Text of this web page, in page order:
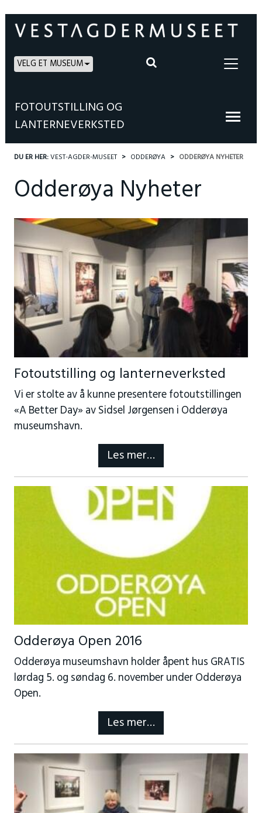
VELG ET MUSEUM
FOTOUTSTILLING OG
LANTERNEVERKSTED
DU ER HER:VEST-AGDER-MUSEET ODDERØYA ODDERØYA NYHETER
Odderøya Nyheter
Fotoutstilling og lanterneverksted
Vi er stolte av å kunne presentere fotoutstillingen
«A Better Day» av Sidsel Jørgensen i Odderøya
museumshavn.
Les mer…
Odderøya Open 2016
Odderøya museumshavn holder åpent hus GRATIS
lørdag 5. og søndag 6. november under Odderøya
Open.
Les mer…